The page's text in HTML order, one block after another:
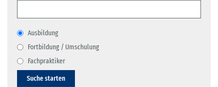
Ausbildung
Fortbildung / Umschulung
Fachpraktiker
Suche starten